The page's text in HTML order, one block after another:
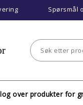
Spørsmål
over produkter for